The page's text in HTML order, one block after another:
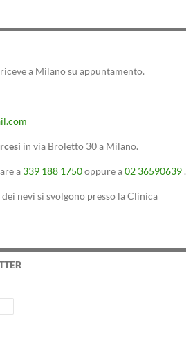
a Milano su appuntamento.
in via Broletto 30 a Milano.
a 339 188 1750oppure a02 36590639.
nevi si svolgono presso la Clinica